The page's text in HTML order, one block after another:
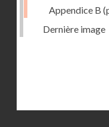
Appendice B
Dernière image